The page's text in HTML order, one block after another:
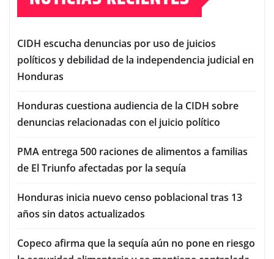
CIDH escucha denuncias por uso de juicios
políticos y debilidad de la independencia judicial en
Honduras
Honduras cuestiona audiencia de la CIDH sobre
denuncias relacionadas con el juicio político
PMA entrega 500 raciones de alimentos a familias
de El Triunfo afectadas por la sequía
Honduras inicia nuevo censo poblacional tras 13
años sin datos actualizados
Copeco afirma que la sequía aún no pone en riesgo